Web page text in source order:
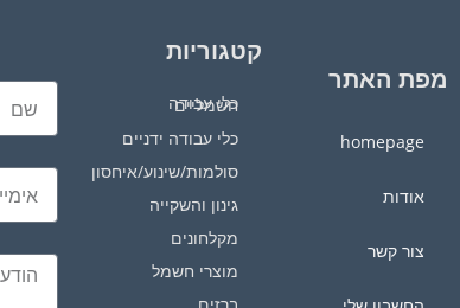
מפת האתר
homepage
אודות
צור קשר
קטגוריות
כלי עבודה חשמליים
כלי עבודה ידניים
סולמות/שינוע/איחסון
גינון והשקייה
מקלחונים
מוצרי חשמל